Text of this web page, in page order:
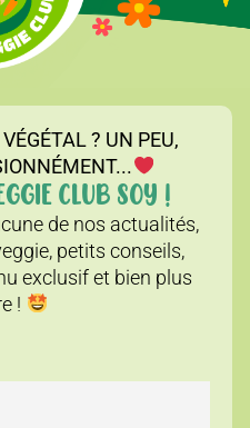
? UN PEU,
CLUB SOY !
de nos actualités,
petits conseils,
exclusif et bien plus
!